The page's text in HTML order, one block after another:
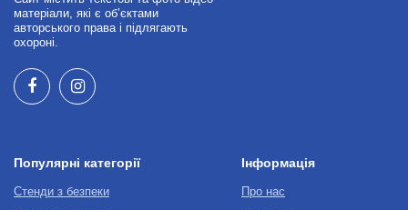
матеріали, які є об’єктами
авторського права і підлягають
охороні.
Популярні категорії
Стенди з безпеки
Інформація
Про нас